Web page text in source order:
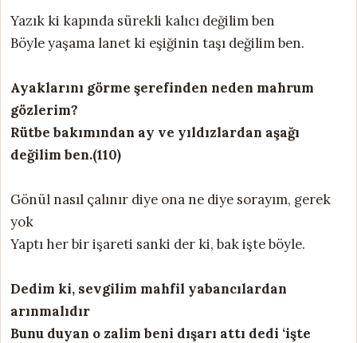
Yazık ki kapında sürekli kalıcı değilim ben
Böyle yaşama lanet ki eşiğinin taşı değilim ben.
Ayaklarını görme şerefinden neden mahrum
gözlerim?
Rütbe bakımından ay ve yıldızlardan aşağı
değilim ben.(110)
Gönül nasıl çalınır diye ona ne diye sorayım, gerek
yok
Yaptı her bir işareti sanki der ki, bak işte böyle.
Dedim ki, sevgilim mahfil yabancılardan
arınmalıdır
Bunu duyan o zalim beni dışarı attı dedi ‘işte